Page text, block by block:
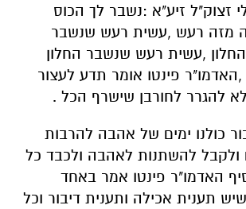
זצוק"ל זיע"א :נשבר לך הכוס
מזה רעש ,עשית רעש שנשבר
,עשית רעש שנשבר החלון
פינטו אומר תדע לעצור
להגרר לחורבן שישרף הכל .
כולנו ימים של אהבה להרבות
ולקבל להשתנות לאהבה ולכבד כל
האדמו"ר פינטו אמר באחד
תענית אכילה ותענית דיבור וכל